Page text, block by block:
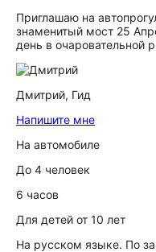
Приглашаю на
знаменитый мост 25
день в
Дмитрий, Гид
Напишите мне
На автомобиле
До 4 человек
6 часов
Для детей от 10 лет
На русском языке. По